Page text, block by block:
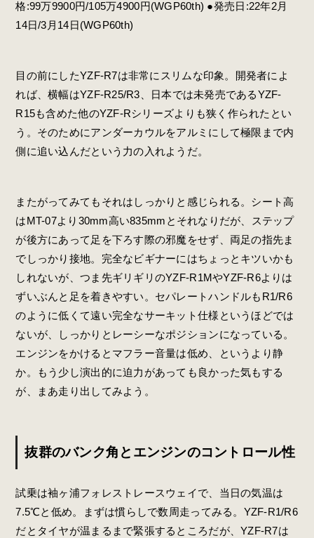
格:99万9900円/105万4900円(WGP60th) ●発売日:22年2月
14日/3月14日(WGP60th)
目の前にしたYZF-R7は非常にスリムな印象。開発者によ
れば、横幅はYZF-R25/R3、日本では未発売であるYZF-
R15も含めた他のYZF-Rシリーズよりも狭く作られたとい
う。そのためにアンダーカウルをアルミにして極限まで内
側に追い込んだという力の入れようだ。
またがってみてもそれはしっかりと感じられる。シート高
はMT-07より30mm高い835mmとそれなりだが、ステップ
が後方にあって足を下ろす際の邪魔をせず、両足の指先ま
でしっかり接地。完全なビギナーにはちょっとキツいかも
しれないが、つま先ギリギリのYZF-R1MやYZF-R6よりは
ずいぶんと足を着きやすい。セパレートハンドルもR1/R6
のように低くて遠い完全なサーキット仕様というほどでは
ないが、しっかりとレーシーなポジションになっている。
エンジンをかけるとマフラー音量は低め、というより静
か。もう少し演出的に迫力があっても良かった気もする
が、まあ走り出してみよう。
抜群のバンク角とエンジンのコントロール性
試乗は袖ヶ浦フォレストレースウェイで、当日の気温は
7.5℃と低め。まずは慣らしで数周走ってみる。YZF-R1/R6
だとタイヤが温まるまで緊張するところだが、YZF-R7は